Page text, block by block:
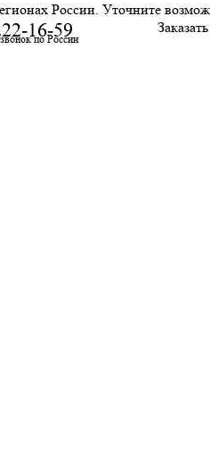
России. Уточните
16-59
по России